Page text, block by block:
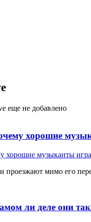
еще не добавлено
хорошие
проезжают мимо его
ли деле они